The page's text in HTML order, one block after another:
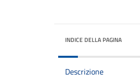
INDICE DELLA PAGINA
Descrizione